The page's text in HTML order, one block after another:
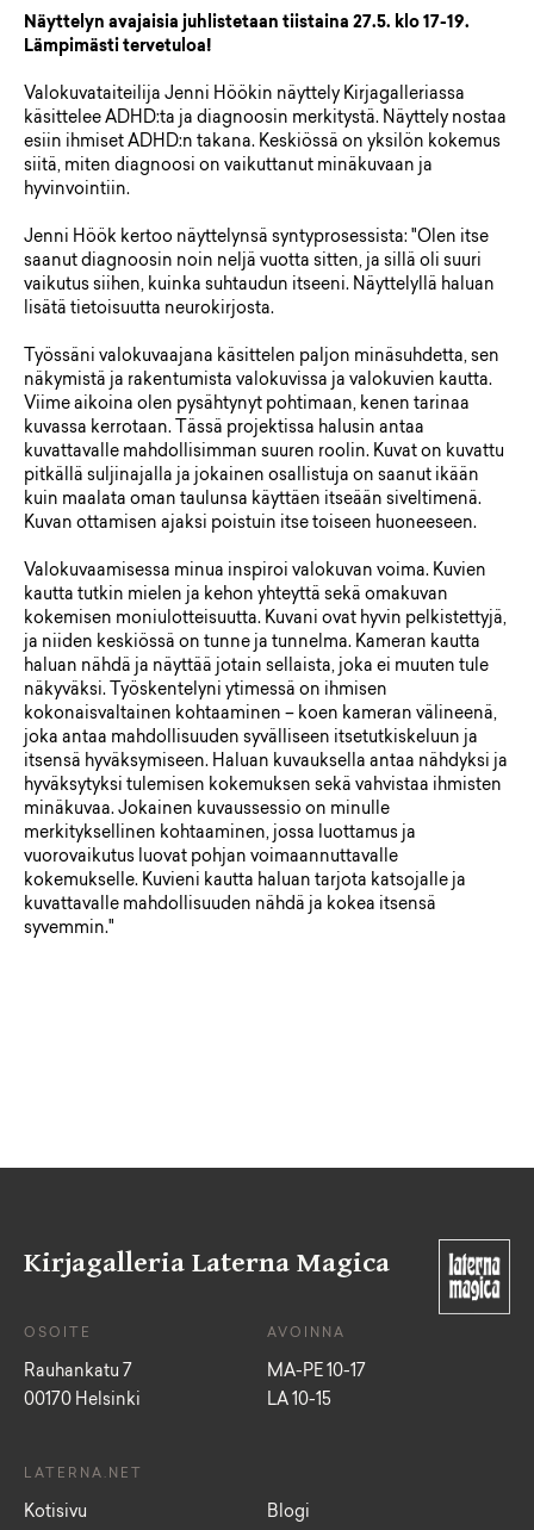
Näyttelyn avajaisia juhlistetaan tiistaina 27.5. klo 17-19.
Lämpimästi tervetuloa!
Valokuvataiteilija Jenni Höökin näyttely Kirjagalleriassa
käsittelee ADHD:ta ja diagnoosin merkitystä. Näyttely nostaa
esiin ihmiset ADHD:n takana. Keskiössä on yksilön kokemus
siitä, miten diagnoosi on vaikuttanut minäkuvaan ja
hyvinvointiin.
Jenni Höök kertoo näyttelynsä syntyprosessista: "Olen itse
saanut diagnoosin noin neljä vuotta sitten, ja sillä oli suuri
vaikutus siihen, kuinka suhtaudun itseeni. Näyttelyllä haluan
lisätä tietoisuutta neurokirjosta.
Työssäni valokuvaajana käsittelen paljon minäsuhdetta, sen
näkymistä ja rakentumista valokuvissa ja valokuvien kautta.
Viime aikoina olen pysähtynyt pohtimaan, kenen tarinaa
kuvassa kerrotaan. Tässä projektissa halusin antaa
kuvattavalle mahdollisimman suuren roolin. Kuvat on kuvattu
pitkällä suljinajalla ja jokainen osallistuja on saanut ikään
kuin maalata oman taulunsa käyttäen itseään siveltimenä.
Kuvan ottamisen ajaksi poistuin itse toiseen huoneeseen.
Valokuvaamisessa minua inspiroi valokuvan voima. Kuvien
kautta tutkin mielen ja kehon yhteyttä sekä omakuvan
kokemisen moniulotteisuutta. Kuvani ovat hyvin pelkistettyjä,
ja niiden keskiössä on tunne ja tunnelma. Kameran kautta
haluan nähdä ja näyttää jotain sellaista, joka ei muuten tule
näkyväksi. Työskentelyni ytimessä on ihmisen
kokonaisvaltainen kohtaaminen – koen kameran välineenä,
joka antaa mahdollisuuden syvälliseen itsetutkiskeluun ja
itsensä hyväksymiseen. Haluan kuvauksella antaa nähdyksi ja
hyväksytyksi tulemisen kokemuksen sekä vahvistaa ihmisten
minäkuvaa. Jokainen kuvaussessio on minulle
merkityksellinen kohtaaminen, jossa luottamus ja
vuorovaikutus luovat pohjan voimaannuttavalle
kokemukselle. Kuvieni kautta haluan tarjota katsojalle ja
kuvattavalle mahdollisuuden nähdä ja kokea itsensä
syvemmin."
Kirjagalleria Laterna Magica
OSOITE
Rauhankatu 7
00170 Helsinki
AVOINNA
MA-PE 10-17
LA 10-15
LATERNA.NET
Kotisivu Blogi